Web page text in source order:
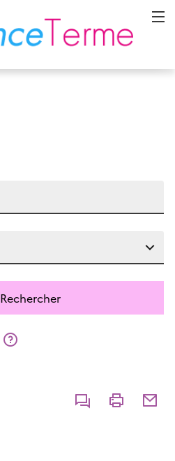
Rechercher
CommenterImprimer